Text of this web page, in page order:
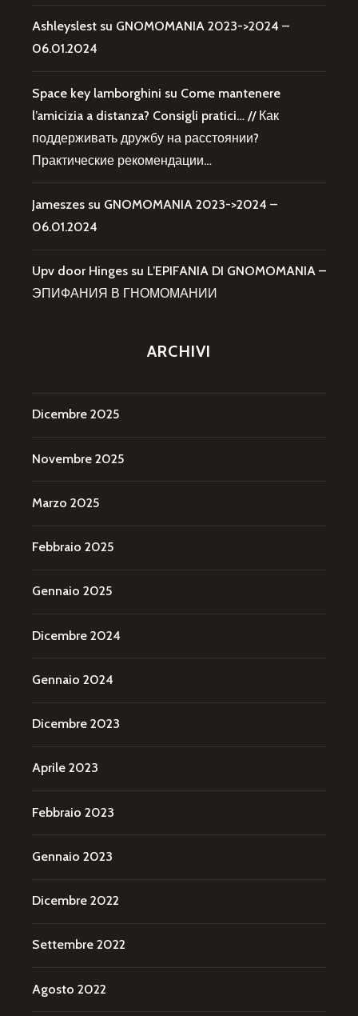
Ashleyslest su GNOMOMANIA 2023->2024 –
06.01.2024
Space key lamborghini su Come mantenere
l’amicizia a distanza? Consigli pratici… // Как
поддерживать дружбу на расстоянии?
Практические рекомендации…
Jameszes su GNOMOMANIA 2023->2024 –
06.01.2024
Upv door Hinges su L’EPIFANIA DI GNOMOMANIA –
ЭПИФАНИЯ В ГНОМОМАНИИ
ARCHIVI
Dicembre 2025
Novembre 2025
Marzo 2025
Febbraio 2025
Gennaio 2025
Dicembre 2024
Gennaio 2024
Dicembre 2023
Aprile 2023
Febbraio 2023
Gennaio 2023
Dicembre 2022
Settembre 2022
Agosto 2022